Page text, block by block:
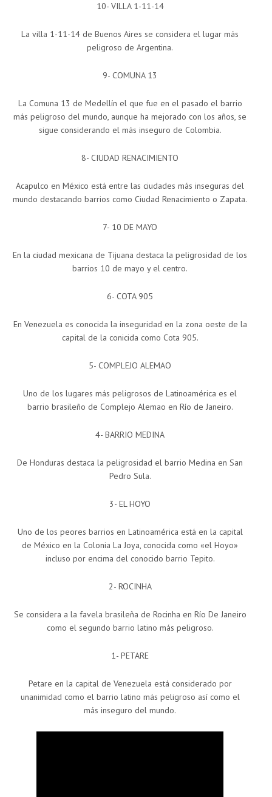
10- VILLA 1-11-14
La villa 1-11-14 de Buenos Aires se considera el lugar más
peligroso de Argentina.
9- COMUNA 13
La Comuna 13 de Medellín el que fue en el pasado el barrio
más peligroso del mundo, aunque ha mejorado con los años, se
sigue considerando el más inseguro de Colombia.
8- CIUDAD RENACIMIENTO
Acapulco en México está entre las ciudades más inseguras del
mundo destacando barrios como Ciudad Renacimiento o Zapata.
7- 10 DE MAYO
En la ciudad mexicana de Tijuana destaca la peligrosidad de los
barrios 10 de mayo y el centro.
6- COTA 905
En Venezuela es conocida la inseguridad en la zona oeste de la
capital de la conicida como Cota 905.
5- COMPLEJO ALEMAO
Uno de los lugares más peligrosos de Latinoamérica es el
barrio brasileño de Complejo Alemao en Río de Janeiro.
4- BARRIO MEDINA
De Honduras destaca la peligrosidad el barrio Medina en San
Pedro Sula.
3- EL HOYO
Uno de los peores barrios en Latinoamérica está en la capital
de México en la Colonia La Joya, conocida como «el Hoyo»
incluso por encima del conocido barrio Tepito.
2- ROCINHA
Se considera a la favela brasileña de Rocinha en Río De Janeiro
como el segundo barrio latino más peligroso.
1- PETARE
Petare en la capital de Venezuela está considerado por
unanimidad como el barrio latino más peligroso así como el
más inseguro del mundo.